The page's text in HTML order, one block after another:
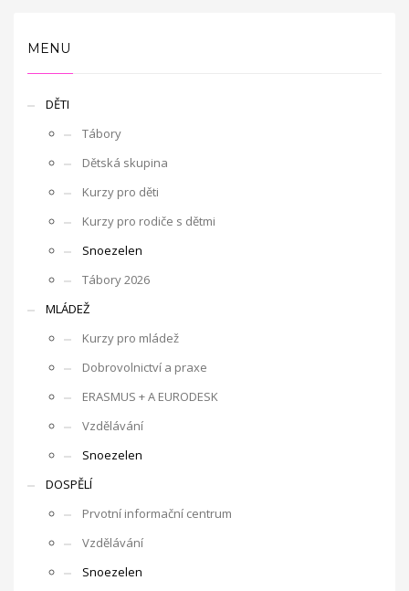
MENU
DĚTI
Tábory
Dětská skupina
Kurzy pro děti
Kurzy pro rodiče s dětmi
Snoezelen
Tábory 2026
MLÁDEŽ
Kurzy pro mládež
Dobrovolnictví a praxe
ERASMUS + A EURODESK
Vzdělávání
Snoezelen
DOSPĚLÍ
Prvotní informační centrum
Vzdělávání
Snoezelen